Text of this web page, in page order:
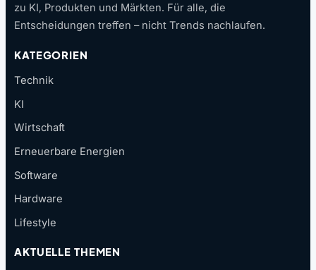
zu KI, Produkten und Märkten. Für alle, die
Entscheidungen treffen – nicht Trends nachlaufen.
KATEGORIEN
Technik
KI
Wirtschaft
Erneuerbare Energien
Software
Hardware
Lifestyle
AKTUELLE THEMEN